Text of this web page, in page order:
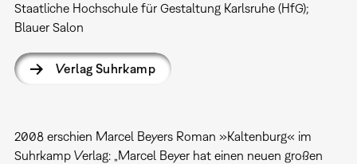
Staatliche Hochschule für Gestaltung Karlsruhe (HfG);
Blauer Salon
Verlag Suhrkamp
2008 erschien Marcel Beyers Roman »Kaltenburg« im
Suhrkamp Verlag: „Marcel Beyer hat einen neuen großen